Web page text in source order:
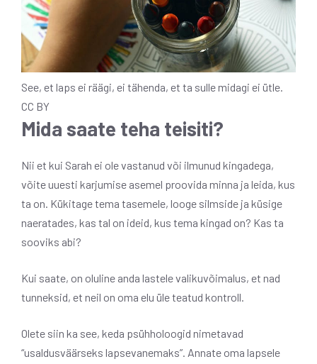
See, et laps ei räägi, ei tähenda, et ta sulle midagi ei ütle.
CC BY
Mida saate teha teisiti?
Nii et kui Sarah ei ole vastanud või ilmunud kingadega,
võite uuesti karjumise asemel proovida minna ja leida, kus
ta on. Kükitage tema tasemele, looge silmside ja küsige
naeratades, kas tal on ideid, kus tema kingad on? Kas ta
sooviks abi?
Kui saate, on oluline anda lastele valikuvõimalus, et nad
tunneksid, et neil on oma elu üle teatud kontroll.
Olete siin ka see, keda psühholoogid nimetavad
“usaldusväärseks lapsevanemaks”. Annate oma lapsele